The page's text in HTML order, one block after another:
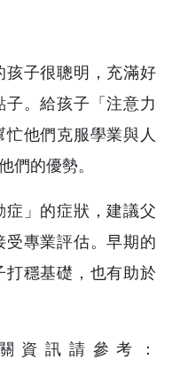
孩子很聰明，充滿好
。給孩子「注意力
他們克服學業與人
們的優勢。
」的症狀，建議父
專業評估。早期的
打穩基礎，也有助於
資訊請參考：